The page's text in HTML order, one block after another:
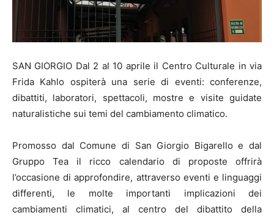
SAN GIORGIO Dal 2 al 10 aprile il Centro Culturale in via
Frida Kahlo ospiterà una serie di eventi: conferenze,
dibattiti, laboratori, spettacoli, mostre e visite guidate
naturalistiche sui temi del cambiamento climatico.
Promosso dal Comune di San Giorgio Bigarello e dal
Gruppo Tea il ricco calendario di proposte offrirà
l’occasione di approfondire, attraverso eventi e linguaggi
differenti, le molte importanti implicazioni dei
cambiamenti climatici, al centro del dibattito della